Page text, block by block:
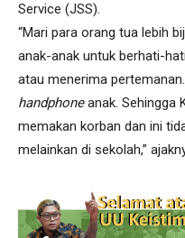
Service (JSS).
“Mari para orang tua lebih
anak-anak untuk berhati-
atau menerima
handphoneanak. Sehingga
memakan korban dan ini
melainkan di sekolah,”